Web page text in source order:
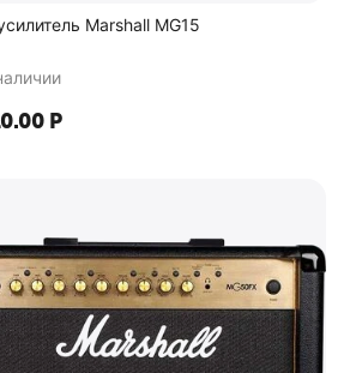
Marshall MG15
Р